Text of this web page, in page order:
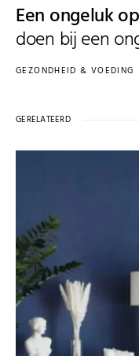
Een ongeluk
doen bij een
GEZONDHEID & VOEDING
GERELATEERD